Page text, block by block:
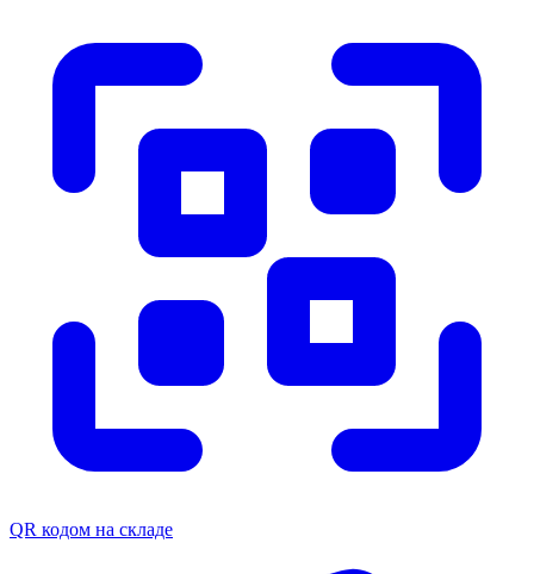
QR кодом на складе